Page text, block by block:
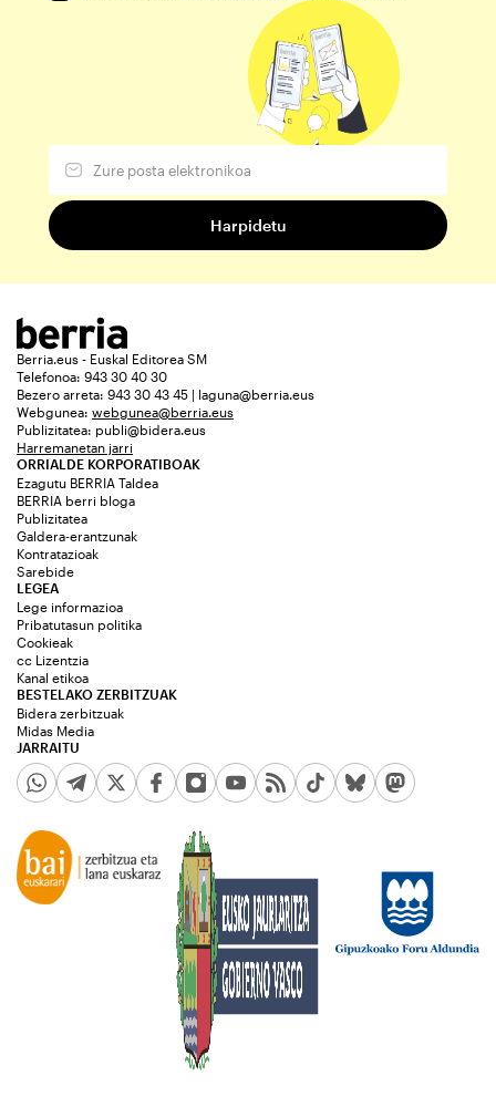
Berria.eus - Euskal Editorea SM
Telefonoa: 943 30 40 30
Bezero arreta: 943 30 43 45 | laguna@berria.eus
Webgunea: webgunea@berria.eus
Publizitatea: publi@bidera.eus
Harremanetan jarri
ORRIALDE KORPORATIBOAK
Ezagutu BERRIA Taldea
BERRIA berri bloga
Publizitatea
Galdera-erantzunak
Kontratazioak
Sarebide
JARRAITU
LEGEA
Lege informazioa
Pribatutasun politika
Cookieak
cc Lizentzia
Kanal etikoa
BESTELAKO ZERBITZUAK
Bidera zerbitzuak
Midas Media